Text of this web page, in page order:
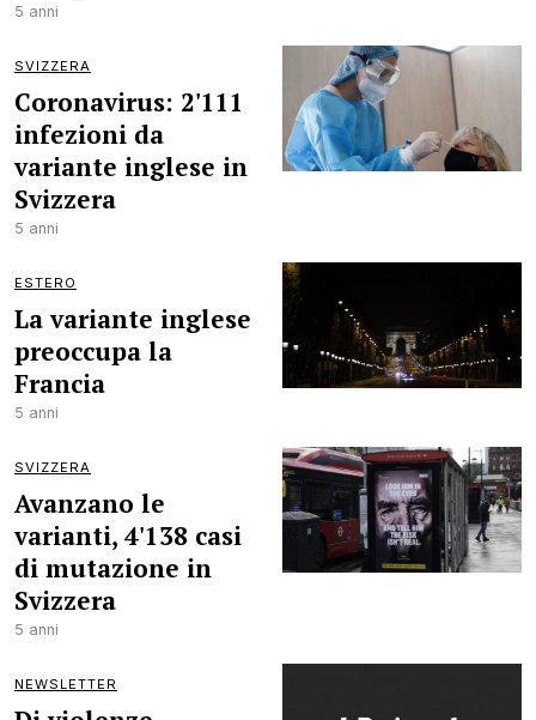
5 anni
SVIZZERA
Coronavirus: 2'111
infezioni da
variante inglese in
Svizzera
5 anni
ESTERO
La variante inglese
preoccupa la
Francia
5 anni
SVIZZERA
Avanzano le
varianti, 4'138 casi
di mutazione in
Svizzera
5 anni
NEWSLETTER